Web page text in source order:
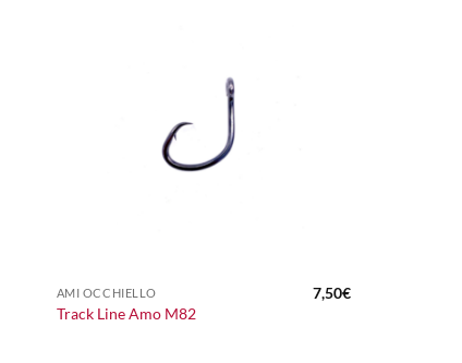
AMI OCCHIELLO
Track Line Amo M82
7,50€